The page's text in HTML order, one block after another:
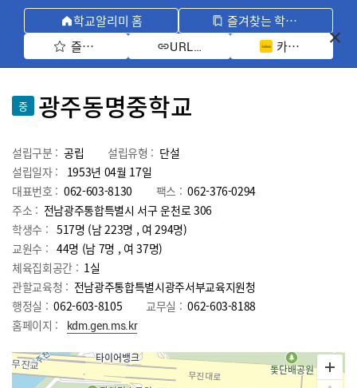
학교알리미 홈
즐겨찾는 학교 모아보기
즐겨찾기 선택
URL 복사 카카오톡 공유
중 광주동명중학교
설립구분 : 공립 설립유형 : 단설
설립일자 :
1953년 04월 17일
대표번호 : 062-603-8130 팩스 : 062-376-0294
주소 : 전남광주통합특별시 서구 운천로 306
학생수 : 517명 (남 223명 , 여 294명)
교원수 : 44명 (남 7명 , 여37명)
체육집회공간 : 1실
관할교육청 : 전남광주통합특별시광주서부교육지원청
행정실 : 062-603-8105 교무실 : 062-603-8188
홈페이지 :
kdm.gen.ms.kr